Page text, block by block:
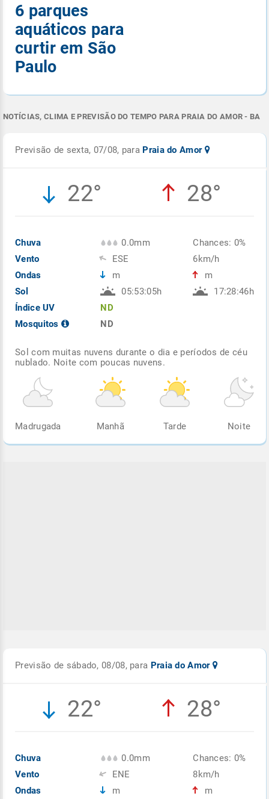
6 parques
aquáticos para
curtir em São
Paulo
NOTÍCIAS, CLIMA E PREVISÃO DO TEMPO PARA PRAIA DO AMOR - BA
Previsão de sexta, 07/08, para Praia do Amor
22° 28°
Chuva
Vento
Ondas
Sol
Índice UV
Mosquitos
0.0mm
ESE
m
05:53:05h
ND
ND
Chances: 0%
6km/h
m
17:28:46h
Sol com muitas nuvens durante o dia e períodos de céu
nublado. Noite com poucas nuvens.
Madrugada Manhã Tarde Noite
Previsão de sábado, 08/08, para Praia do Amor
22° 28°
Chuva
Vento
Ondas
0.0mm
ENE
m
Chances: 0%
8km/h
m